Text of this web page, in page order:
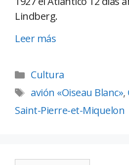
Lindberg.
Leer más
Cultura
avión «Oiseau Blanc»,
Saint-Pierre-et-Miquelon